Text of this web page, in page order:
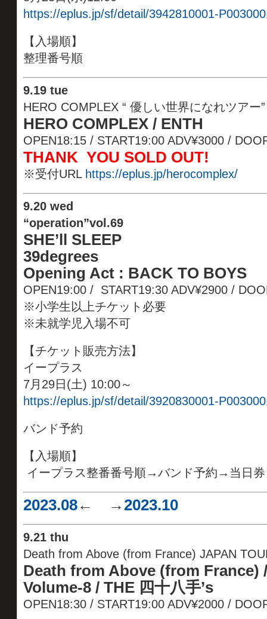
https://eplus.jp/sf/detail/3942810001-
【入場順】
整理番号順
9.19 tue
HERO COMPLEX “ 優しい世界になれツアー”
HERO COMPLEX / ENTH
OPEN18:15 / START19:00 ADV¥3000 /
THANK YOU SOLD OUT!
※受付URL https://eplus.jp/herocomplex/
9.20 wed
“operation”vol.69
SHE’ll SLEEP
39degrees
Opening Act : BACK TO BOYS
OPEN19:00 / START19:30 ADV¥2900 /
※小学生以上チケット必要
※未就学児入場不可
【チケット販売方法】
イープラス
7月29日(土) 10:00～
https://eplus.jp/sf/detail/3920830001-
バンド予約
【入場順】
イープラス整番番号順→バンド予約→当日券
2023.08← →2023.10
9.21 thu
Death from Above (from France) JAPAN
Death from Above (from France)
Volume-8 / THE 四十八手’s
OPEN18:30 / START19:00 ADV¥2000 /